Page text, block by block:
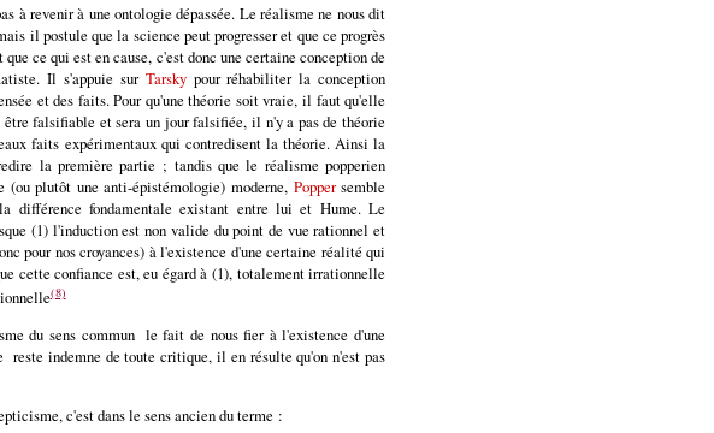
à revenir à une ontologie dépassée. Le réalisme ne nous dit
il postule que la science peut progresser et que ce progrès
ce qui est en cause, c'est donc une certaine conception de
Il s'appuie sur Tarskypour réhabiliter la conception
et des faits. Pour qu'une théorie soit vraie, il faut qu'elle
falsifiable et sera un jour falsifiée, il n'y a pas de théorie
faits expérimentaux qui contredisent la théorie. Ainsi la
la première partie ; tandis que le réalisme popperien
(ou plutôt une anti-épistémologie) moderne, Poppersemble
différence fondamentale existant entre lui et Hume. Le
(1) l'induction est non valide du point de vue rationnel et
pour nos croyances) à l'existence d'une certaine réalité qui
cette confiance est, eu égard à (1), totalement irrationnelle
(8)
du sens commun ­ le fait de nous fier à l'existence d'une
indemne de toute critique, il en résulte qu'on n'est pas
c'est dans le sens ancien du terme :